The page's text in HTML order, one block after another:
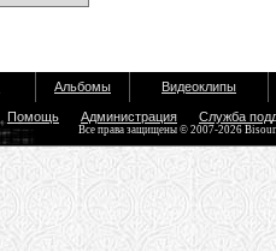
Альбомы Видеоклипы
Помощь Администрация Служба
Все права защищены © 2007-2026